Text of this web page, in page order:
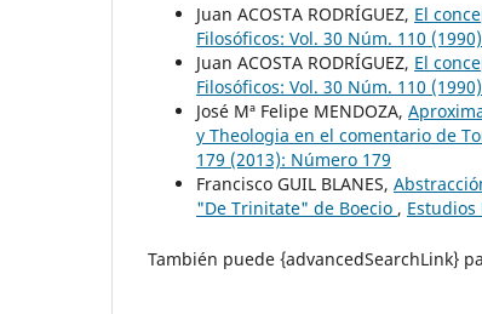
Juan ACOSTA RODRÍGUEZ, El
Filosóficos: Vol. 30 Núm. 110
Juan ACOSTA RODRÍGUEZ, El
Filosóficos: Vol. 30 Núm. 110
José Mª Felipe MENDOZA,
y Theologia en el comentario de
179 (2013): Número 179
Francisco GUIL BLANES,
"De Trinitate" de Boecio , Estudios
También puede {advancedSearchLink}